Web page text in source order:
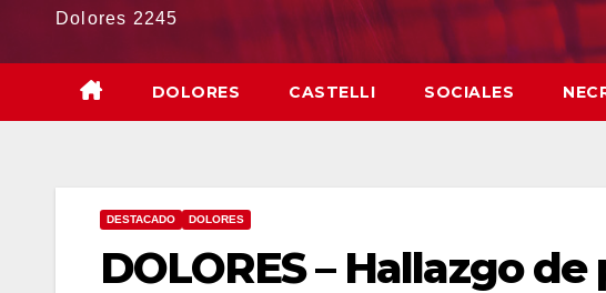
Dolores 2245
DOLORES CASTELLI SOCIALES
DESTACADO DOLORES
DOLORES – Hallazgo